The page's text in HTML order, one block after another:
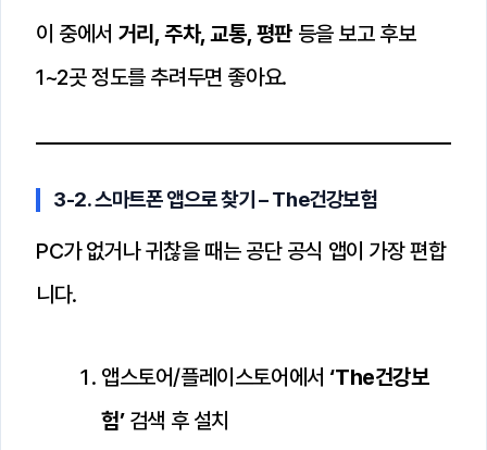
이 중에서 거리, 주차, 교통, 평판 등을 보고 후보
1~2곳 정도를 추려두면 좋아요.
3-2. 스마트폰 앱으로 찾기 – The건강보험
PC가 없거나 귀찮을 때는 공단 공식 앱이 가장 편합
니다.
앱스토어/플레이스토어에서 ‘The건강보
험’검색 후 설치